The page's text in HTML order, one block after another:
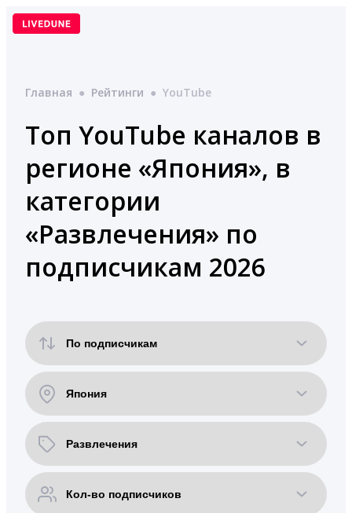
Перейти
Главная ● Рейтинги ● YouTube
Топ YouTube каналов в
регионе «Япония», в
категории
«Развлечения» по
подписчикам 2026